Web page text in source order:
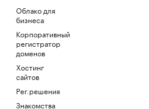
Облако для
бизнеса
Корпоративный
регистратор
доменов
Хостинг
сайтов
Рег.решения
Знакомства